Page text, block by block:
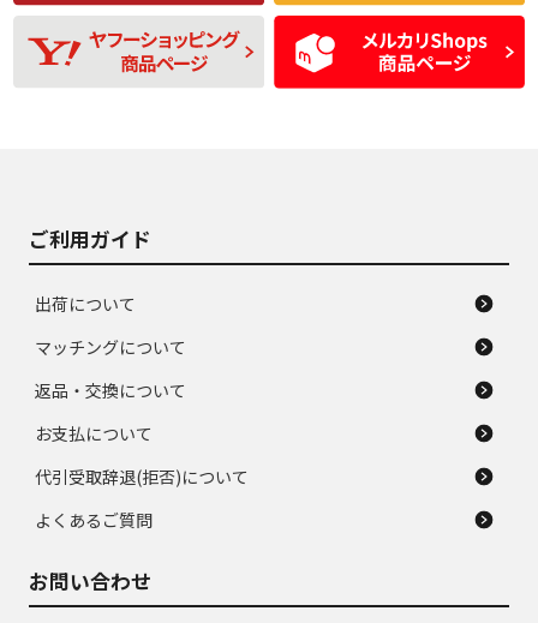
D
使用感や目立つ傷が
あり、一般的な中古
品
D
残り溝も少なく、偏
磨耗がみられ、短期
間使用できるくらい
の中古品
ご利用ガイド
出荷について
マッチングについて
返品・交換について
お支払について
代引受取辞退(拒否)について
よくあるご質問
お問い合わせ